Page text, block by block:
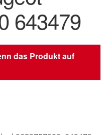
643479
das Produkt auf